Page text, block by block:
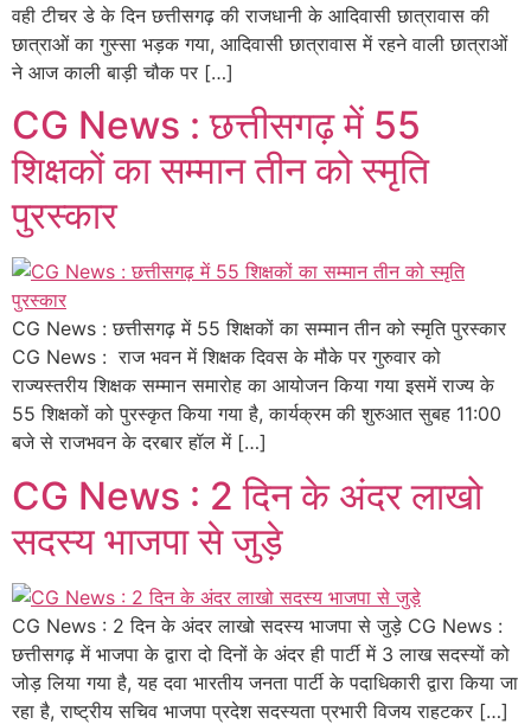
वही टीचर डे के दिन छत्तीसगढ़ की राजधानी के आदिवासी छात्रावास की
छात्राओं का गुस्सा भड़क गया, आदिवासी छात्रावास में रहने वाली छात्राओं
ने आज काली बाड़ी चौक पर […]
CG News : छत्तीसगढ़ में 55
शिक्षकों का सम्मान तीन को स्मृति
पुरस्कार
CG News : छत्तीसगढ़ में 55 शिक्षकों का सम्मान तीन को स्मृति पुरस्कार
CG News : राज भवन में शिक्षक दिवस के मौके पर गुरुवार को
राज्यस्तरीय शिक्षक सम्मान समारोह का आयोजन किया गया इसमें राज्य के
55 शिक्षकों को पुरस्कृत किया गया है, कार्यक्रम की शुरुआत सुबह 11:00
बजे से राजभवन के दरबार हॉल में […]
CG News : 2 दिन के अंदर लाखो
सदस्य भाजपा से जुड़े
CG News : 2 दिन के अंदर लाखो सदस्य भाजपा से जुड़े CG News :
छत्तीसगढ़ में भाजपा के द्वारा दो दिनों के अंदर ही पार्टी में 3 लाख सदस्यों को
जोड़ लिया गया है, यह दवा भारतीय जनता पार्टी के पदाधिकारी द्वारा किया जा
रहा है, राष्ट्रीय सचिव भाजपा प्रदेश सदस्यता प्रभारी विजय राहटकर […]